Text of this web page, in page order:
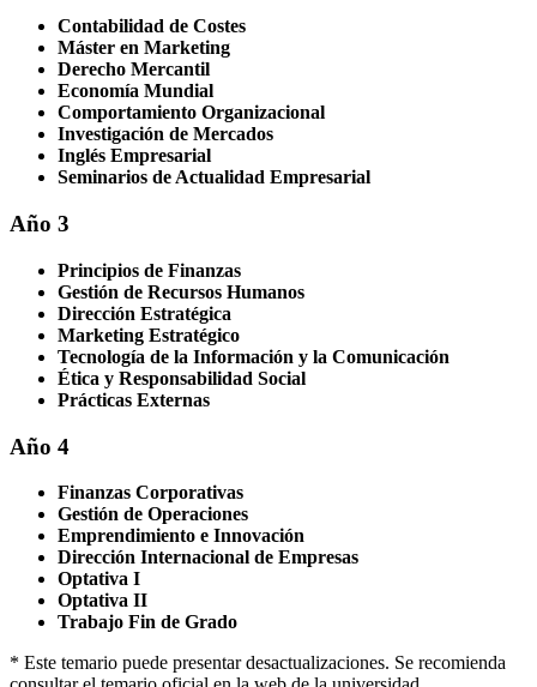
Contabilidad de Costes
Máster en Marketing
Derecho Mercantil
Economía Mundial
Comportamiento Organizacional
Investigación de Mercados
Inglés Empresarial
Seminarios de Actualidad Empresarial
Año 3
Principios de Finanzas
Gestión de Recursos Humanos
Dirección Estratégica
Marketing Estratégico
Tecnología de la Información y la Comunicación
Ética y Responsabilidad Social
Prácticas Externas
Año 4
Finanzas Corporativas
Gestión de Operaciones
Emprendimiento e Innovación
Dirección Internacional de Empresas
Optativa I
Optativa II
Trabajo Fin de Grado
* Este temario puede presentar desactualizaciones. Se recomienda